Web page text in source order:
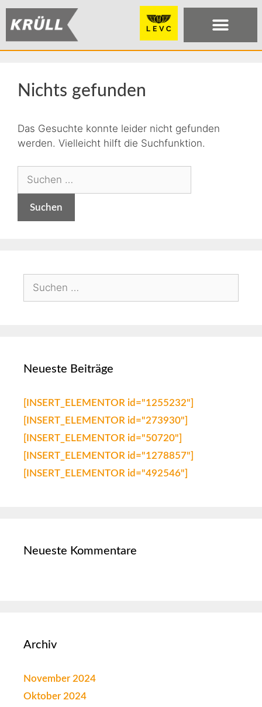
Nichts gefunden
Das Gesuchte konnte leider nicht gefunden
werden. Vielleicht hilft die Suchfunktion.
Neueste Beiträge
[INSERT_ELEMENTOR id="1255232"]
[INSERT_ELEMENTOR id="273930"]
[INSERT_ELEMENTOR id="50720"]
[INSERT_ELEMENTOR id="1278857"]
[INSERT_ELEMENTOR id="492546"]
Neueste Kommentare
Archiv
November 2024
Oktober 2024